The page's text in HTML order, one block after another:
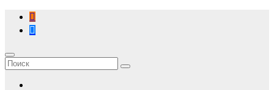
Перейти
содержимому